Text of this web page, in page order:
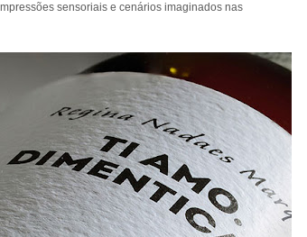
sensoriais e cenários imaginados nas